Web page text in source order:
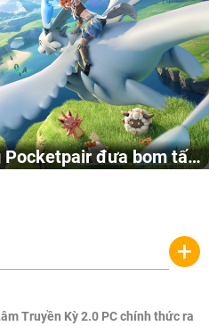
Pocketpair đưa bom tấn
từ công ty game Nhật Bản
+
Truyền Kỳ 2.0 PC chính thức ra